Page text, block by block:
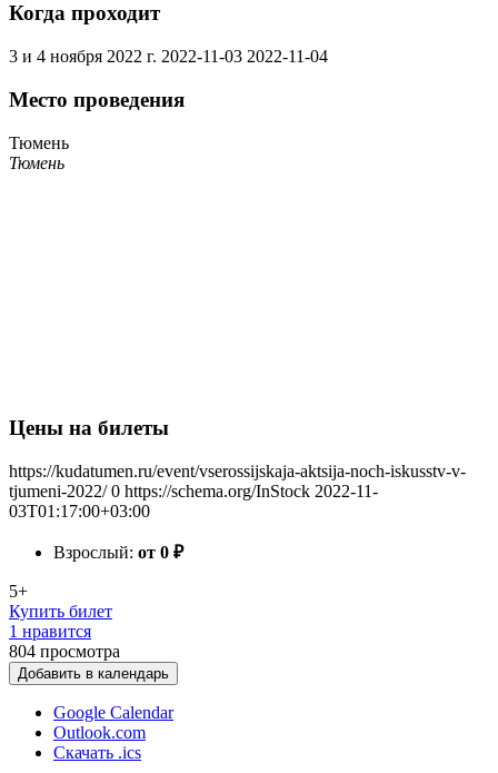
Когда проходит
3 и 4 ноября 2022 г. 2022-11-03 2022-11-04
Место проведения
Тюмень
Тюмень
Цены на билеты
https://kudatumen.ru/event/vserossijskaja-aktsija-noch-iskusstv-v-
tjumeni-2022/ 0 https://schema.org/InStock 2022-11-
03T01:17:00+03:00
Взрослый: от 0 ₽
5+
Купить билет
1 нравится
804 просмотра
Добавить в календарь
Google Calendar
Outlook.com
Скачать .ics